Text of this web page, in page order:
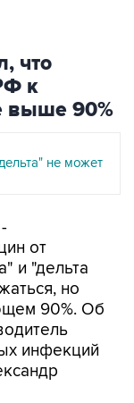
что
к
выше 90%
не может
от
и "дельта
но
90%. Об
инфекций